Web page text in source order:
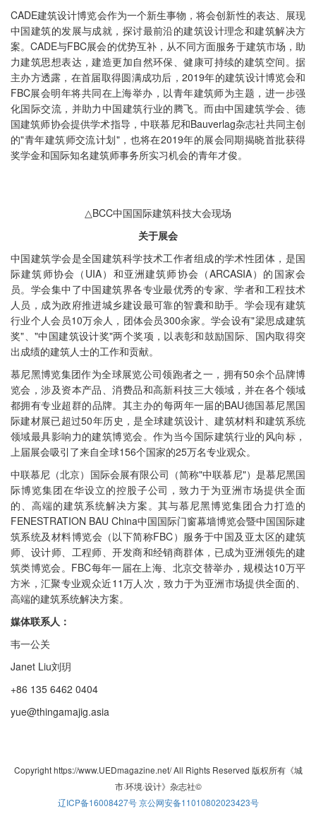
CADE建筑设计博览会作为一个新生事物，将会创新性的表达、展现
中国建筑的发展与成就，探讨最前沿的建筑设计理念和建筑解决方
案。CADE与FBC展会的优势互补，从不同方面服务于建筑市场，助
力建筑思想表达，建造更加自然环保、健康可持续的建筑空间。据
主办方透露，在首届取得圆满成功后，2019年的建筑设计博览会和
FBC展会明年将共同在上海举办，以青年建筑师为主题，进一步强
化国际交流，并助力中国建筑行业的腾飞。而由中国建筑学会、德
国建筑师协会提供学术指导，中联慕尼和Bauverlag杂志社共同主创
的"青年建筑师交流计划"，也将在2019年的展会同期揭晓首批获得
奖学金和国际知名建筑师事务所实习机会的青年才俊。
△BCC中国国际建筑科技大会现场
关于展会
中国建筑学会是全国建筑科学技术工作者组成的学术性团体，是国
际建筑师协会（UIA）和亚洲建筑师协会（ARCASIA）的国家会
员。学会集中了中国建筑界各专业最优秀的专家、学者和工程技术
人员，成为政府推进城乡建设最可靠的智囊和助手。学会现有建筑
行业个人会员10万余人，团体会员300余家。学会设有"梁思成建筑
奖"、"中国建筑设计奖"两个奖项，以表彰和鼓励国际、国内取得突
出成绩的建筑人士的工作和贡献。
慕尼黑博览集团作为全球展览公司领跑者之一，拥有50余个品牌博
览会，涉及资本产品、消费品和高新科技三大领域，并在各个领域
都拥有专业超群的品牌。其主办的每两年一届的BAU德国慕尼黑国
际建材展已超过50年历史，是全球建筑设计、建筑材料和建筑系统
领域最具影响力的建筑博览会。作为当今国际建筑行业的风向标，
上届展会吸引了来自全球156个国家的25万名专业观众。
中联慕尼（北京）国际会展有限公司（简称"中联慕尼"）是慕尼黑国
际博览集团在华设立的控股子公司，致力于为亚洲市场提供全面
的、高端的建筑系统解决方案。其与慕尼黑博览集团合力打造的
FENESTRATION BAU China中国国际门窗幕墙博览会暨中国国际建
筑系统及材料博览会（以下简称FBC）服务于中国及亚太区的建筑
师、设计师、工程师、开发商和经销商群体，已成为亚洲领先的建
筑类博览会。FBC每年一届在上海、北京交替举办，规模达10万平
方米，汇聚专业观众近11万人次，致力于为亚洲市场提供全面的、
高端的建筑系统解决方案。
媒体联系人：
韦一公关
Janet Liu刘玥
+86 135 6462 0404
yue@thingamajig.asia
Copyright https://www.UEDmagazine.net/ All Rights Reserved 版权所有《城
市·环境·设计》杂志社©
辽ICP备16008427号 京公网安备11010802023423号